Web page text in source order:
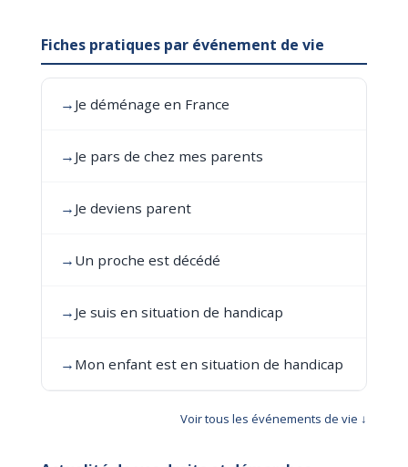
Fiches pratiques par événement de vie
→ Je déménage en France
→ Je pars de chez mes parents
→ Je deviens parent
→ Un proche est décédé
→ Je suis en situation de handicap
→ Mon enfant est en situation de handicap
Voir tous les événements de vie ↓